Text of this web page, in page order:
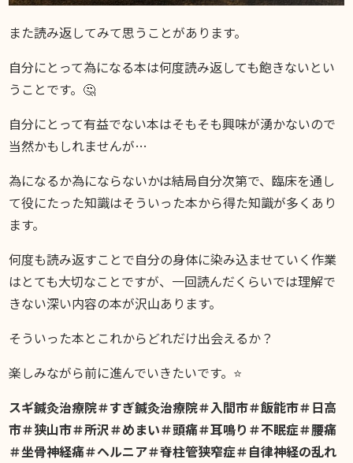
また読み返してみて思うことがあります。
自分にとって為になる本は何度読み返しても飽きないとい
うことです。🤔
自分にとって有益でない本はそもそも興味が湧かないので
当然かもしれませんが…
為になるか為にならないかは結局自分次第で、臨床を通し
て役にたった知識はそういった本から得た知識が多くあり
ます。
何度も読み返すことで自分の身体に染み込ませていく作業
はとても大切なことですが、一回読んだくらいでは理解で
きない深い内容の本が沢山あります。
そういった本とこれからどれだけ出会えるか？
楽しみながら前に進んでいきたいです。⭐️
スギ鍼灸治療院＃すぎ鍼灸治療院＃入間市＃飯能市＃日高
市＃狭山市＃所沢＃めまい＃頭痛＃耳鳴り＃不眠症＃腰痛
＃坐骨神経痛＃ヘルニア＃脊柱管狭窄症＃自律神経の乱れ